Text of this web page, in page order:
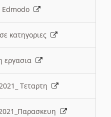
Edmodo
κατηγοριες
εργασια
Τεταρτη